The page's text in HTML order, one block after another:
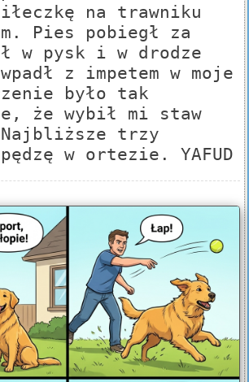
na trawniku
Pies pobiegł za
w pysk i w drodze
z impetem w moje
było tak
że wybił mi staw
Najbliższe trzy
w ortezie. YAFUD